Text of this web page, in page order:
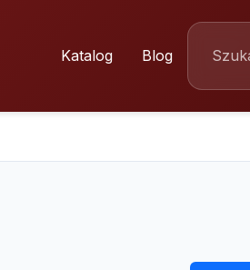
Katalog Blog